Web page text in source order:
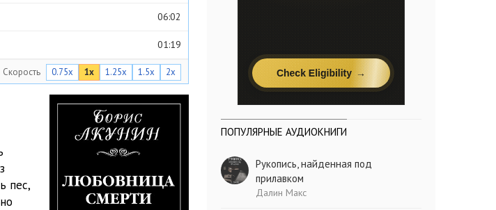
06:02
01:19
06:04
06:09
06:08
06:33
Скорость 0.75x 1x 1.25x 1.5x 2x
пес,
ПОПУЛЯРНЫЕ АУДИОКНИГИ
Рукопись, найденная под
прилавком
Далин Макс